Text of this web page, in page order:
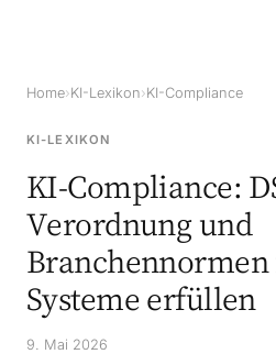
Home›KI-Lexikon›KI-Compliance
KI-LEXIKON
KI-Compliance:
Verordnung und
Systeme erfüllen
9. Mai 2026